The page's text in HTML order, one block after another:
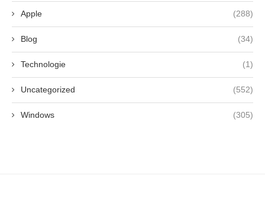
Apple (288)
Blog (34)
Technologie (1)
Uncategorized (552)
Windows (305)